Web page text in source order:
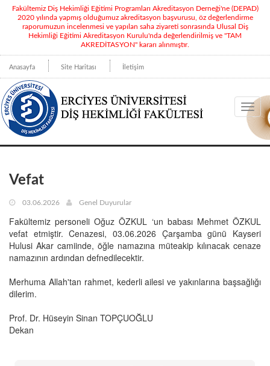
Fakültemiz Diş Hekimliği Eğitimi Programları Akreditasyon Derneği'ne (DEPAD)
2020 yılında yapmış olduğumuz akreditasyon başvurusu, öz değerlendirme
raporumuzun incelenmesi ve yapılan saha ziyareti sonrasında Ulusal Diş
Hekimliği Eğitimi Akreditasyon Kurulu'nda değerlendirilmiş ve "TAM
AKREDİTASYON" kararı alınmıştır.
Anasayfa Site Haritası İletişim
Vefat
03.06.2026 Genel Duyurular
Fakültemiz personeli Oğuz ÖZKUL ‘un babası Mehmet ÖZKUL
vefat etmiştir. Cenazesi, 03.06.2026 Çarşamba günü Kayseri
Hulusi Akar camiinde, öğle namazına müteakip kılınacak cenaze
namazının ardından defnedilecektir.
Merhuma Allah'tan rahmet, kederli ailesi ve yakınlarına başsağlığı
dilerim.
Prof. Dr. Hüseyin Sinan TOPÇUOĞLU
Dekan